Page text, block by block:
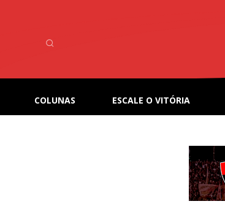
COLUNAS ESCALE O VITÓRIA